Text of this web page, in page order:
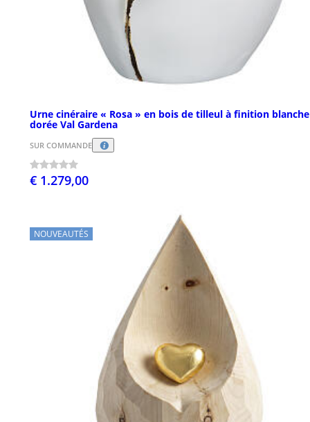
Urne cinéraire « Rosa » en bois de tilleul à finition
dorée Val Gardena
SUR COMMANDE
€ 1.279,00
NOUVEAUTÉS